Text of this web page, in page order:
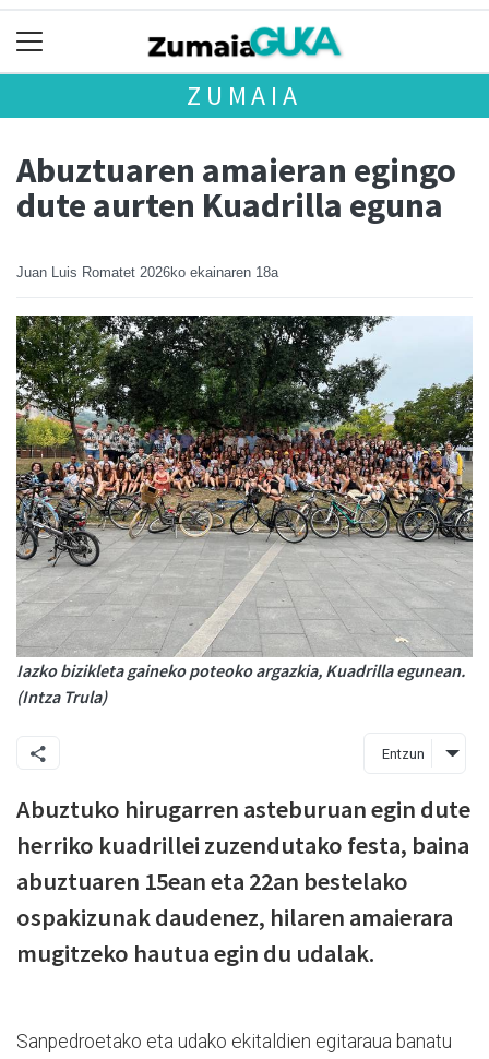
ZUMAIA
Abuztuaren amaieran egingo
dute aurten Kuadrilla eguna
Juan Luis Romatet 2026ko ekainaren 18a
Iazko bizikleta gaineko poteoko argazkia, Kuadrilla egunean.
(Intza Trula)
Entzun
Abuztuko hirugarren asteburuan egin dute
herriko kuadrillei zuzendutako festa, baina
abuztuaren 15ean eta 22an bestelako
ospakizunak daudenez, hilaren amaierara
mugitzeko hautua egin du udalak.
Sanpedroetako eta udako ekitaldien egitaraua banatu